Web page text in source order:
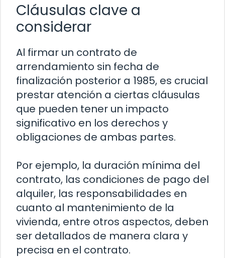
Cláusulas clave a
considerar
Al firmar un contrato de
arrendamiento sin fecha de
finalización posterior a 1985, es crucial
prestar atención a ciertas cláusulas
que pueden tener un impacto
significativo en los derechos y
obligaciones de ambas partes.
Por ejemplo, la duración mínima del
contrato, las condiciones de pago del
alquiler, las responsabilidades en
cuanto al mantenimiento de la
vivienda, entre otros aspectos, deben
ser detallados de manera clara y
precisa en el contrato.